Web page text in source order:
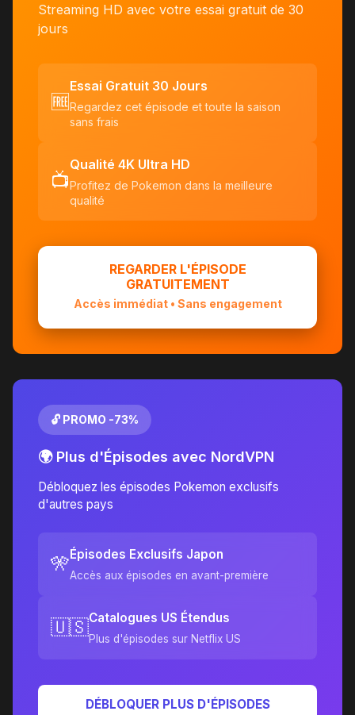
Streaming HD avec votre essai gratuit de 30
jours
🆓
Essai Gratuit 30 Jours
Regardez cet épisode et toute la saison
sans frais
📺
Qualité 4K Ultra HD
Profitez de Pokemon dans la meilleure
qualité
REGARDER L'ÉPISODE
GRATUITEMENT
Accès immédiat • Sans engagement
🔓 PROMO -73%
🌍 Plus d'Épisodes avec NordVPN
Débloquez les épisodes Pokemon exclusifs
d'autres pays
🎌Épisodes Exclusifs Japon
Accès aux épisodes en avant-première
🇺🇸Catalogues US Étendus
Plus d'épisodes sur Netflix US
DÉBLOQUER PLUS D'ÉPISODES